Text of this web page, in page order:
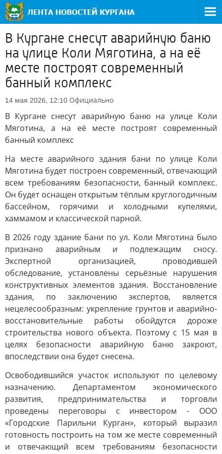
В Кургане снесут аварийную баню
на улице Коли Мяготина, а на её
месте построят современный
банный комплекс
14 мая 2026, 12:10 Официально
В Кургане снесут аварийную баню на улице Коли
Мяготина, а на её месте построят современный
банный комплекс
На месте аварийного здания бани по улице Коли
Мяготина будет построен современный, отвечающий
всем требованиям безопасности, банный комплекс.
Он будет оснащен открытым тёплым круглогодичным
бассейном, горячими и холодными купелями,
хаммамом и классической парной.
В 2026 году здание бани по ул. Коли Мяготина было
признано аварийным и подлежащим сносу.
Экспертной организацией, проводившей
обследование, установлены серьёзные нарушения
конструктивных элементов здания. Восстановление
здания, по заключению экспертов, является
нецелесообразным: укрепление грунтов и аварийно-
восстановительные работы обойдутся дороже
строительства нового объекта. Поэтому с 15 мая в
целях безопасности аварийную баню закроют,
впоследствии она будет снесена.
Освободившийся участок используют по целевому
назначению. Департаментом экономического
развития, предпринимательства и торговли
проведены переговоры с инвестором - ООО
«Городские Парильни Курган», который выразил
готовность построить на том же месте современный
и отвечающий всем требованиям безопасности